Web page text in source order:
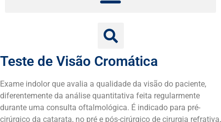
Teste de Visão Cromática
Exame indolor que avalia a qualidade da visão do paciente,
diferentemente da análise quantitativa feita regularmente
durante uma consulta oftalmológica. É indicado para pré-
cirúrgico da catarata, no pré e pós-cirúrgico de cirurgia refrativa,